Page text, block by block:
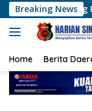
Langsung
ke
konten
Breaking News
Berhasil
Home Berita